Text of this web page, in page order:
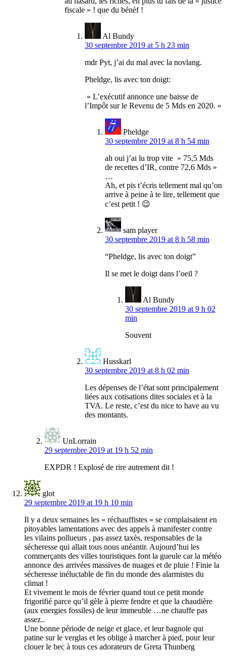
fiscale » ! que du bénèf !
Al Bundy
30 septembre 2019 at 5 h 23 min
mdr Pyt, j’ai du mal avec la novlang.
Pheldge, lis avec ton doigt:
» L’exécutif annonce une baisse de
l’Impôt sur le Revenu de 5 Mds en 2020. »
Pheldge
30 septembre 2019 at 8 h 54 min
ah oui j’ai lu trop vite » 75,5 Mds
de recettes d’IR, contre 72,6 Mds »
…
Ah, et pis t’écris tellement mal qu’on
arrive à peine à te lire, tellement que
c’est petit ! 😉
sam player
30 septembre 2019 at 8 h 58 min
“Pheldge, lis avec ton doigt”
Il se met le doigt dans l’oeil ?
Al Bundy
30 septembre 2019 at 9 h 02
min
Souvent
Husskarl
30 septembre 2019 at 8 h 02 min
Les dépenses de l’état sont principalement
liées aux cotisations dites sociales et à la
TVA. Le reste, c’est du nice to have au vu
des montants.
UnLorrain
29 septembre 2019 at 19 h 52 min
EXPDR ! Explosé de rire autrement dit !
glot
29 septembre 2019 at 19 h 10 min
Il y a deux semaines les « réchauffistes » se complaisaient en
pitoyables lamentations avec des appels à manifester contre
les vilains pollueurs , pas assez taxès, responsables de la
sécheresse qui allait tous nous anéantir. Aujourd’hui les
commerçants des villes touristiques font la gueule car la météo
annonce des arrivées massives de nuages et de pluie ! Finie la
sécheresse inéluctable de fin du monde des alarmistes du
climat !
Et vivement le mois de février quand tout ce petit monde
frigorifié parce qu’il gèle à pierre fendre et que la chaudière
(aux energies fossiles) de leur immeuble …ne chauffe pas
assez..
Une bonne période de neige et glace, et leur bagnole qui
patine sur le verglas et les oblige à marcher à pied, pour leur
clouer le bec à tous ces adorateurs de Greta Thunberg